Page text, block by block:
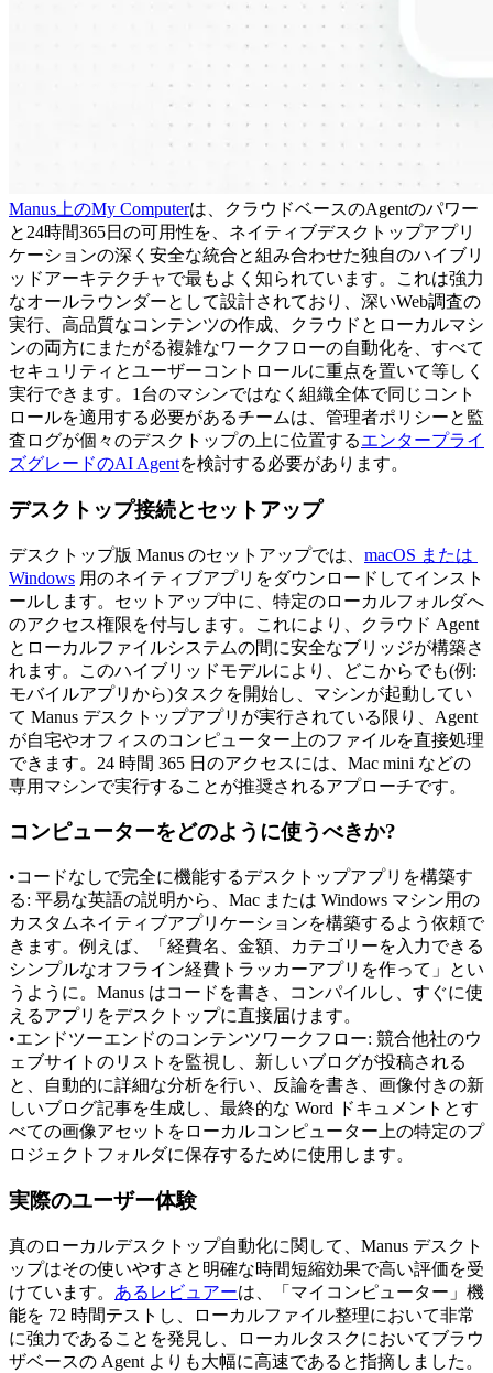
Manus上のMy Computerは、クラウドベースのAgentのパワー
と24時間365日の可用性を、ネイティブデスクトップアプリ
ケーションの深く安全な統合と組み合わせた独自のハイブリ
ッドアーキテクチャで最もよく知られています。これは強力
なオールラウンダーとして設計されており、深いWeb調査の
実行、高品質なコンテンツの作成、クラウドとローカルマシ
ンの両方にまたがる複雑なワークフローの自動化を、すべて
セキュリティとユーザーコントロールに重点を置いて等しく
実行できます。1台のマシンではなく組織全体で同じコント
ロールを適用する必要があるチームは、管理者ポリシーと監
査ログが個々のデスクトップの上に位置するエンタープライ
ズグレードのAI Agentを検討する必要があります。
デスクトップ接続とセットアップ
デスクトップ版 Manus のセットアップでは、 macOS または
Windows 用のネイティブアプリをダウンロードしてインスト
ールします。セットアップ中に、特定のローカルフォルダへ
のアクセス権限を付与します。これにより、クラウド Agent
とローカルファイルシステムの間に安全なブリッジが構築さ
れます。このハイブリッドモデルにより、どこからでも(例:
モバイルアプリから)タスクを開始し、マシンが起動してい
て Manus デスクトップアプリが実行されている限り、Agent
が自宅やオフィスのコンピューター上のファイルを直接処理
できます。24 時間 365 日のアクセスには、Mac mini などの
専用マシンで実行することが推奨されるアプローチです。
コンピューターをどのように使うべきか?
•コードなしで完全に機能するデスクトップアプリを構築す
る: 平易な英語の説明から、Mac または Windows マシン用の
カスタムネイティブアプリケーションを構築するよう依頼で
きます。例えば、「経費名、金額、カテゴリーを入力できる
シンプルなオフライン経費トラッカーアプリを作って」とい
うように。Manus はコードを書き、コンパイルし、すぐに使
えるアプリをデスクトップに直接届けます。
•エンドツーエンドのコンテンツワークフロー: 競合他社のウ
ェブサイトのリストを監視し、新しいブログが投稿される
と、自動的に詳細な分析を行い、反論を書き、画像付きの新
しいブログ記事を生成し、最終的な Word ドキュメントとす
べての画像アセットをローカルコンピューター上の特定のプ
ロジェクトフォルダに保存するために使用します。
実際のユーザー体験
真のローカルデスクトップ自動化に関して、Manus デスクト
ップはその使いやすさと明確な時間短縮効果で高い評価を受
けています。 あるレビュアーは、「マイコンピューター」機
能を 72 時間テストし、ローカルファイル整理において非常
に強力であることを発見し、ローカルタスクにおいてブラウ
ザベースの Agent よりも大幅に高速であると指摘しました。